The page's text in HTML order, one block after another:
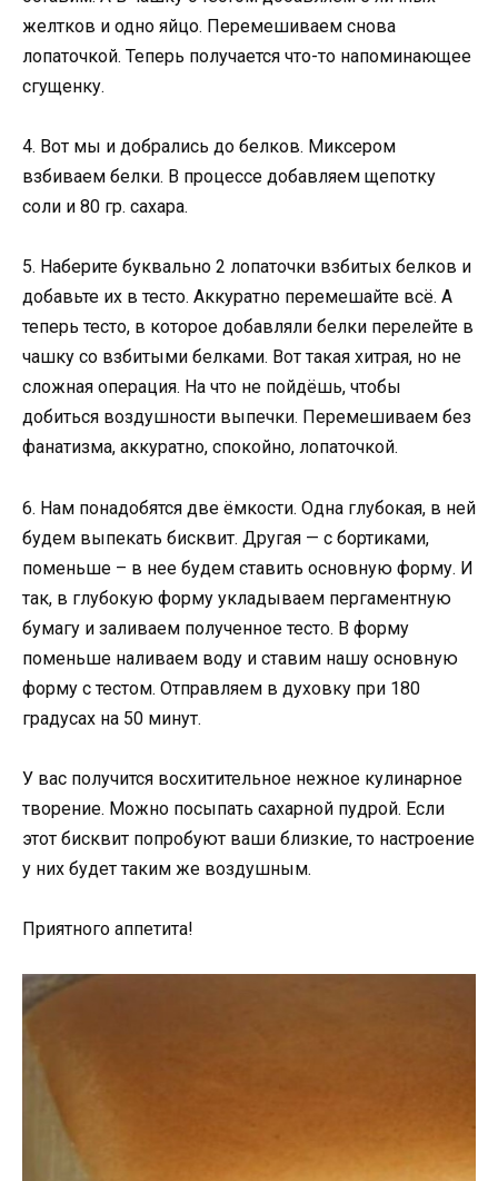
желтков и одно яйцо. Перемешиваем снова
лопаточкой. Теперь получается что-то напоминающее
сгущенку.
4. Вот мы и добрались до белков. Миксером
взбиваем белки. В процессе добавляем щепотку
соли и 80 гр. сахара.
5. Наберите буквально 2 лопаточки взбитых белков и
добавьте их в тесто. Аккуратно перемешайте всё. А
теперь тесто, в которое добавляли белки перелейте в
чашку со взбитыми белками. Вот такая хитрая, но не
сложная операция. На что не пойдёшь, чтобы
добиться воздушности выпечки. Перемешиваем без
фанатизма, аккуратно, спокойно, лопаточкой.
6. Нам понадобятся две ёмкости. Одна глубокая, в ней
будем выпекать бисквит. Другая — с бортиками,
поменьше – в нее будем ставить основную форму. И
так, в глубокую форму укладываем пергаментную
бумагу и заливаем полученное тесто. В форму
поменьше наливаем воду и ставим нашу основную
форму с тестом. Отправляем в духовку при 180
градусах на 50 минут.
У вас получится восхитительное нежное кулинарное
творение. Можно посыпать сахарной пудрой. Если
этот бисквит попробуют ваши близкие, то настроение
у них будет таким же воздушным.
Приятного аппетита!